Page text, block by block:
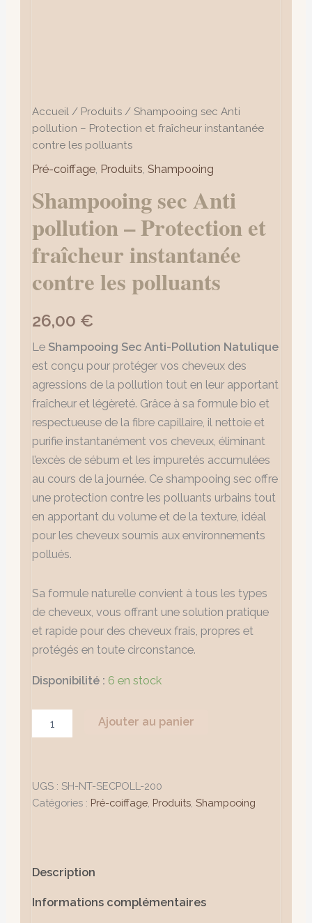
Accueil / Produits / Shampooing sec Anti
pollution – Protection et fraîcheur instantanée
contre les polluants
Pré-coiffage Produits ,Shampooing
Shampooing sec Anti
pollution – Protection et
fraîcheur instantanée
contre les polluants
26,00 €
Le Shampooing Sec Anti-Pollution Natulique
est conçu pour protéger vos cheveux des
agressions de la pollution tout en leur apportant
fraîcheur et légèreté. Grâce à sa formule bio et
respectueuse de la fibre capillaire, il nettoie et
purifie instantanément vos cheveux, éliminant
l’excès de sébum et les impuretés accumulées
au cours de la journée. Ce shampooing sec offre
une protection contre les polluants urbains tout
en apportant du volume et de la texture, idéal
pour les cheveux soumis aux environnements
pollués.
Sa formule naturelle convient à tous les types
de cheveux, vous offrant une solution pratique
et rapide pour des cheveux frais, propres et
protégés en toute circonstance.
Disponibilité : 6 en stock
Ajouter au panier
UGS :SH-NT-SECPOLL-200
Catégories : Pré-coiffage Produits ,Shampooing
Description
Informations complémentaires